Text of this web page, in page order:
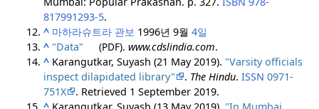
817991293-5.
^ 마하라슈트라 관보 1996년 9월4일
^ "Data" (PDF).www.cdslindia.com.
^ Karangutkar, Suyash (21 May 2019). "Varsity officials
inspect dilapidated library"
. The Hindu.ISSN 0971-
751X
. Retrieved 1 September 2019.